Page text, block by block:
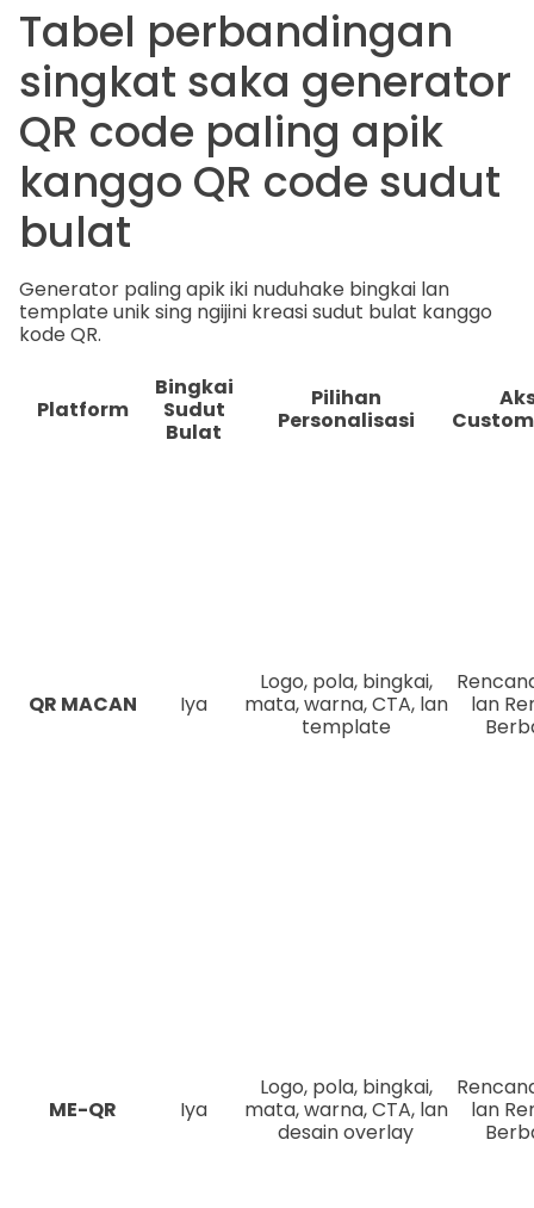
Tabel perbandingan
singkat saka generator
QR code paling apik
kanggo QR code sudut
bulat
Generator paling apik iki nuduhake bingkai lan
template unik sing ngijini kreasi sudut bulat kanggo
kode QR.
Platform
Bingkai
Sudut
Bulat
Pilihan
Personalisasi
QR MACAN Iya
Logo, pola, bingkai,
mata, warna, CTA, lan
template
lan
ME-QR Iya
Logo, pola, bingkai,
mata, warna, CTA, lan
desain overlay
lan